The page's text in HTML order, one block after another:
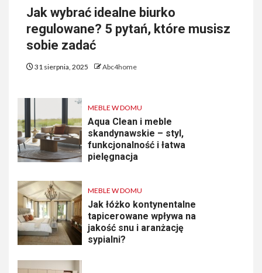
Jak wybrać idealne biurko
regulowane? 5 pytań, które musisz
sobie zadać
31 sierpnia, 2025 Abc4home
MEBLE W DOMU
Aqua Clean i meble
skandynawskie – styl,
funkcjonalność i łatwa
pielęgnacja
MEBLE W DOMU
Jak łóżko kontynentalne
tapicerowane wpływa na
jakość snu i aranżację
sypialni?